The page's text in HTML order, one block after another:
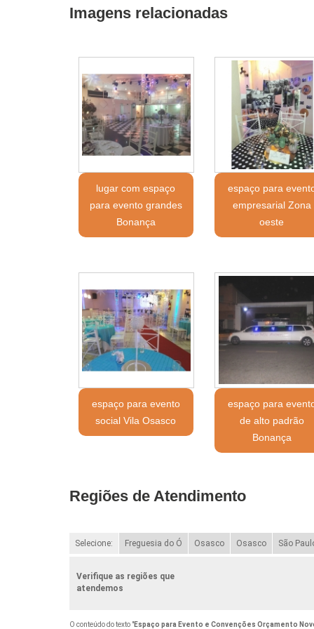
Imagens relacionadas
lugar com espaço
para evento grandes
Bonança
espaço para
empresarial Zona
oeste
espaço para evento
social Vila Osasco
espaço para
de alto padrão
Bonança
Regiões de Atendimento
Selecione: Freguesia do Ó Osasco Osasco São
Verifique as regiões que
atendemos
O conteúdo do texto "Espaço para Evento e Convenções Orçamento